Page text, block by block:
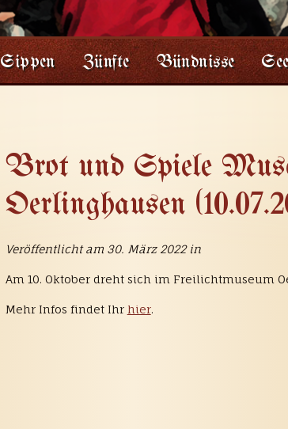
Sippen Zünfte Bündnisse
Brot und Spiele
Oerlinghausen
Veröffentlicht am 30. März 2022 in
Am 10. Oktober dreht sich im Freilichtmuseum
Mehr Infos findet Ihr hier.